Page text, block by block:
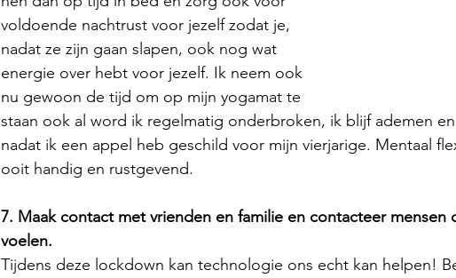
voldoende nachtrust voor jezelf zodat je,
nadat ze zijn gaan slapen, ook nog wat
energie over hebt voor jezelf. Ik neem ook
nu gewoon de tijd om op mijn yogamat te
staan ook al word ik regelmatig onderbroken, ik blijf ademen
nadat ik een appel heb geschild voor mijn vierjarige. Mentaal
ooit handig en rustgevend.
7. Maak contact met vrienden en familie en contacteer mensen
voelen.
Tijdens deze lockdown kan technologie ons echt kan helpen!